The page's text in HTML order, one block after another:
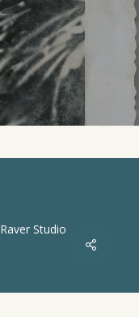
Raver Studio